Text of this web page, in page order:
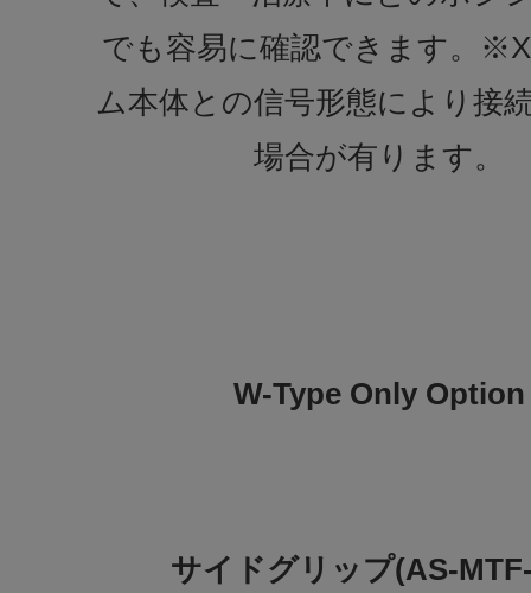
でも容易に確認できます。
ム本体との信号形態により接
場合が有ります。
W-Type Only Option
サイドグリップ(AS-